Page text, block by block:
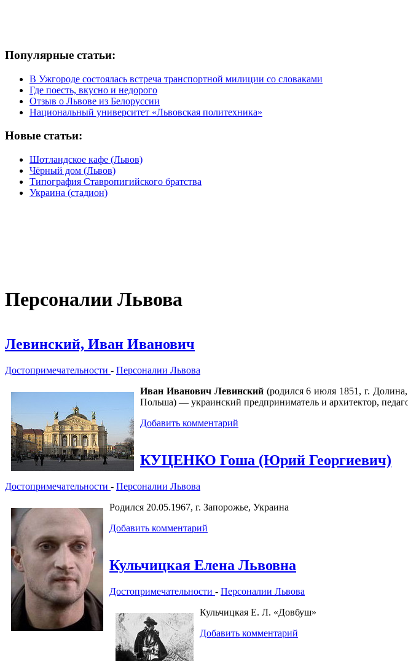
Популярные статьи:
В Ужгороде состоялась встреча транспортной милиции со словаками
Где поесть, вкусно и недорого
Отзыв о Львове из Белоруссии
Национальный университет «Львовская политехника»
Новые статьи:
Шотландское кафе (Львов)
Чёрный дом (Львов)
Типография Ставропигийского братства
Украина (стадион)
Персоналии Львова
Левинский, Иван Иванович
Достопримечательности - Персоналии Львова
Иван Иванович Левинский(родился 6 июля 1851, г.
Польша) — украинский предприниматель и архитектор,
Добавить комментарий
КУЦЕНКО Гоша (Юрий Георгиевич)
Достопримечательности - Персоналии Львова
Родился 20.05.1967, г. Запорожье, Украина
Добавить комментарий
Кульчицкая Елена Львовна
Достопримечательности - Персоналии Львова
Кульчицкая Е. Л. «Довбуш»
Добавить комментарий